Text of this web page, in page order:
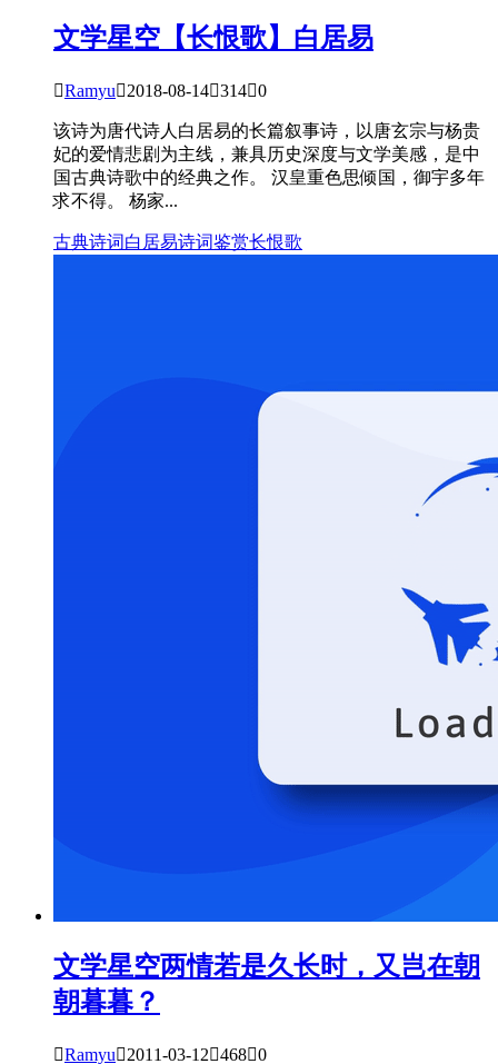
文学星空 【长恨歌】白居易
Ramyu2018-08-143140
该诗为唐代诗人白居易的长篇叙事诗，以唐玄宗与杨贵
妃的爱情悲剧为主线，兼具历史深度与文学美感，是中
国古典诗歌中的经典之作。 汉皇重色思倾国，御宇多年
求不得。 杨家...
古典诗词白居易诗词鉴赏长恨歌
文学星空两情若是久长时，又岂在朝
朝暮暮？
Ramyu2011-03-124680